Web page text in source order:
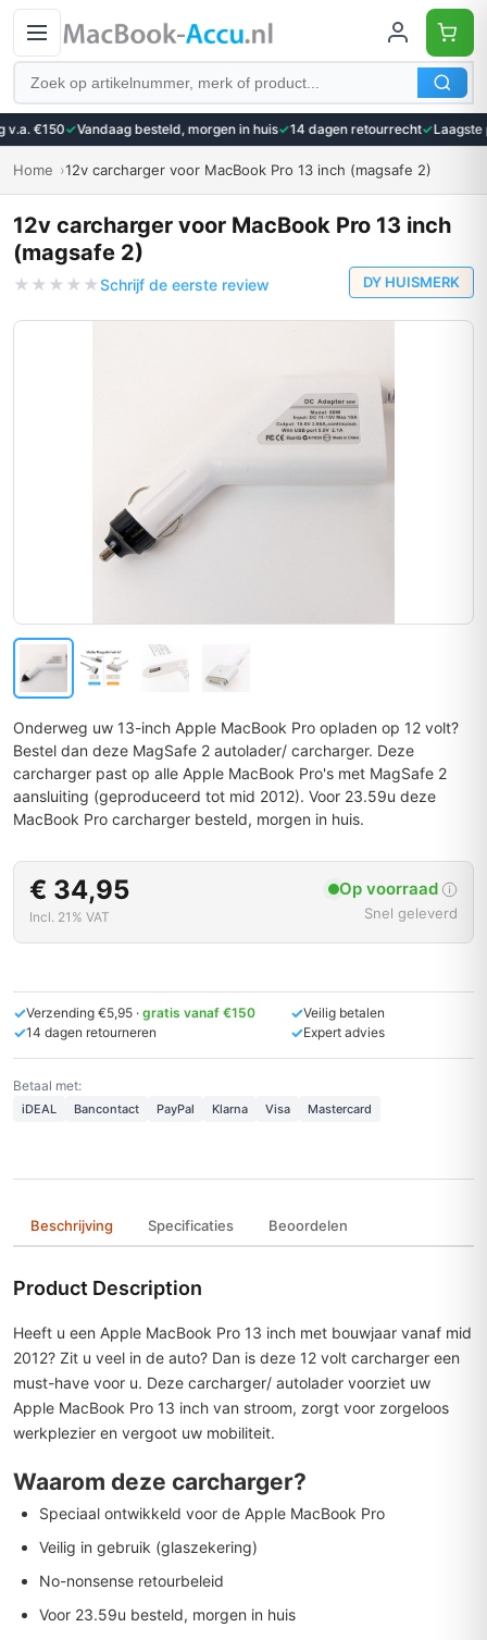
€150✓Vandaag besteld, morgen in huis✓14 dagen retourrecht✓Laagste
Home 12v carcharger voor MacBook Pro 13 inch (magsafe 2)
12v carcharger voor MacBook Pro 13 inch
(magsafe 2)
★ ★ ★ ★ ★Schrijf de eerste review DY HUISMERK
Onderweg uw 13-inch Apple MacBook Pro opladen op 12 volt?
Bestel dan deze MagSafe 2 autolader/ carcharger. Deze
carcharger past op alle Apple MacBook Pro's met MagSafe 2
aansluiting (geproduceerd tot mid 2012). Voor 23.59u deze
MacBook Pro carcharger besteld, morgen in huis.
€ 34,95
Incl. 21% VAT
Op voorraad
Snel geleverd
✓Verzending €5,95 · gratis vanaf €150 ✓Veilig betalen
✓14 dagen retourneren ✓Expert advies
Betaal met:
iDEAL Bancontact PayPal Klarna Visa Mastercard
Beschrijving Specificaties Beoordelen
Product Description
Heeft u een Apple MacBook Pro 13 inch met bouwjaar vanaf mid
2012? Zit u veel in de auto? Dan is deze 12 volt carcharger een
must-have voor u. Deze carcharger/ autolader voorziet uw
Apple MacBook Pro 13 inch van stroom, zorgt voor zorgeloos
werkplezier en vergoot uw mobiliteit.
Waarom deze carcharger?
Speciaal ontwikkeld voor de Apple MacBook Pro
Veilig in gebruik (glaszekering)
No-nonsense retourbeleid
Voor 23.59u besteld, morgen in huis